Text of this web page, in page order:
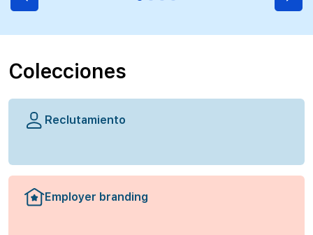
Colecciones
Reclutamiento
Employer branding